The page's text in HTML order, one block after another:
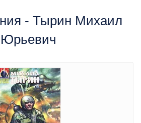
- Тырин Михаил
Юрьевич